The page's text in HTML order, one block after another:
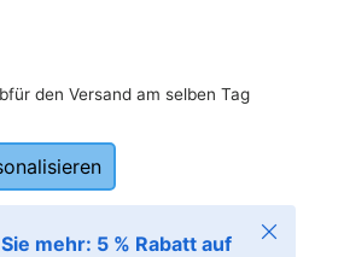
für den Versand am selben Tag
mehr: 5 % Rabatt auf
Schließen